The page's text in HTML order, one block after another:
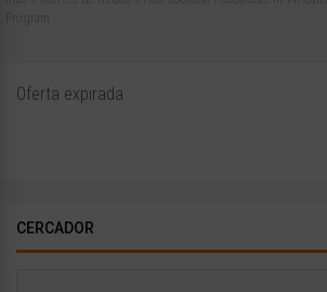
Oferta expirada
CERCADOR